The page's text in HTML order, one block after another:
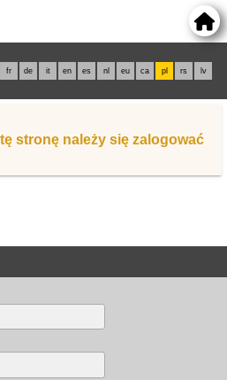
fr de it en es nl eu ca pl rs lv
stronę należy się zalogować